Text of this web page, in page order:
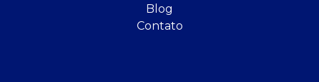
Blog
Contato